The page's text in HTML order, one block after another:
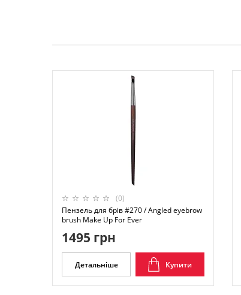
(0)
Пензель для брів #270 / Angled eyebrow
brush Make Up For Ever
1495 грн
Детальніше Купити